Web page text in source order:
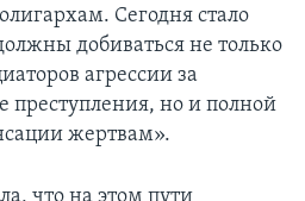
Сегодня стало
добиваться не только
агрессии за
но и полной
жертвам».